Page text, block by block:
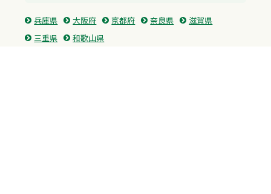
兵庫県 大阪府 京都府 奈良県
滋賀県
三重県
和歌山県